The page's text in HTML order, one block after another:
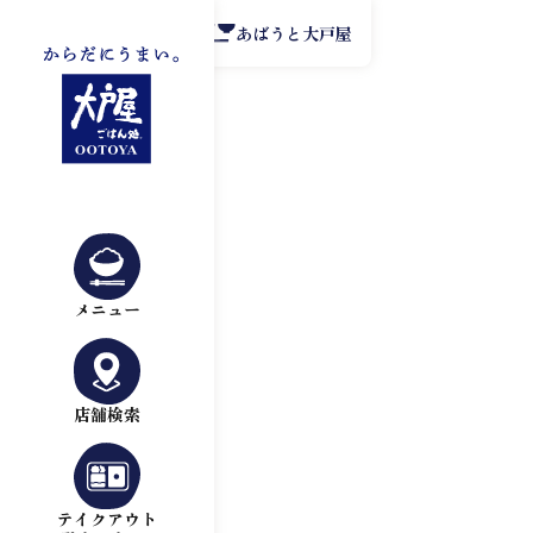
メニュー
店舗検索
テイクアウト
あばうと大戸屋